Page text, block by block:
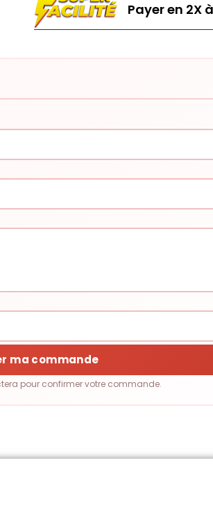
Payer en 2X
ma commande
pour confirmer votre commande.